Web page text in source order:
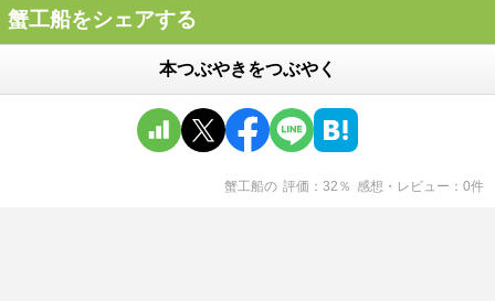
蟹工船をシェアする
本つぶやきをつぶやく
蟹工船の 評価 32 ％ 感想・レビュー 0件